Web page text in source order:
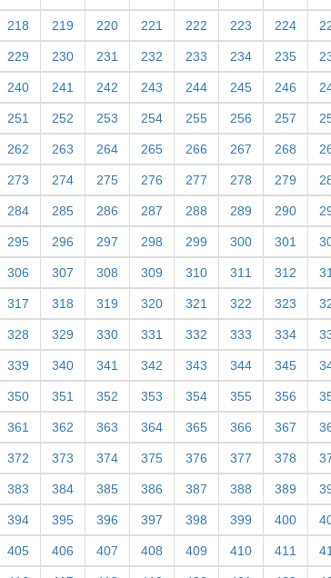
218 219 220 221 222 223 224
229 230 231 232 233 234 235
240 241 242 243 244 245 246
251 252 253 254 255 256 257
262 263 264 265 266 267 268
273 274 275 276 277 278 279
284 285 286 287 288 289 290
295 296 297 298 299 300 301
306 307 308 309 310 311 312
317 318 319 320 321 322 323
328 329 330 331 332 333 334
339 340 341 342 343 344 345
350 351 352 353 354 355 356
361 362 363 364 365 366 367
372 373 374 375 376 377 378
383 384 385 386 387 388 389
394 395 396 397 398 399 400
405 406 407 408 409 410 411